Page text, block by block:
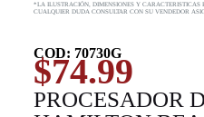
*LA ILUSTRACIÓN, DIMENSIONES Y CARACTERISTICAS
CUALQUIER DUDA CONSULTAR CON SU VENDEDOR
COD: 70730G
$74.99
PROCESADOR